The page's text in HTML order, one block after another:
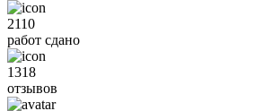
2110
работ сдано
1318
отзывов